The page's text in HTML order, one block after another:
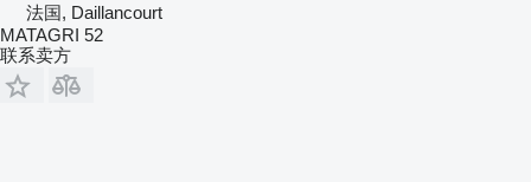
法国, Daillancourt
MATAGRI 52
联系卖方